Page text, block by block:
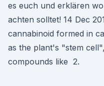
es euch und erklären
achten solltet! 14 Dec
cannabinoid formed in
as the plant's "stem
compounds like 2.